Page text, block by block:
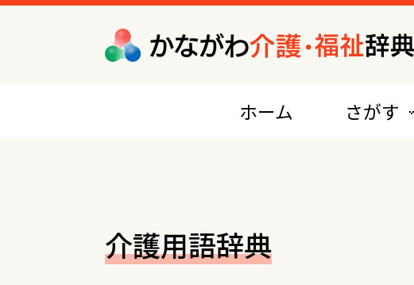
ホーム さがす
居宅介護支援介護用語辞典